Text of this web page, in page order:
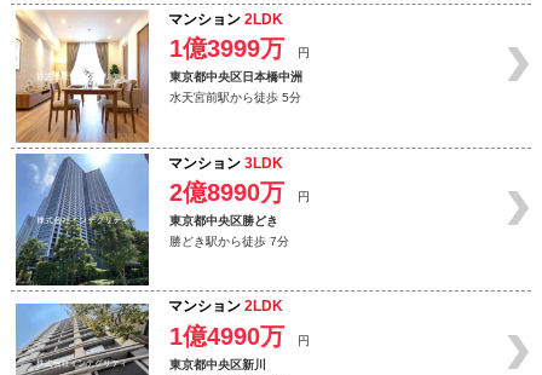
マンション 2LDK
1億3999万
円
東京都中央区日本橋中洲
水天宮前駅から徒歩 5分
マンション 3LDK
2億8990万
円
東京都中央区勝どき
勝どき駅から徒歩 7分
マンション 2LDK
1億4990万
円
東京都中央区新川